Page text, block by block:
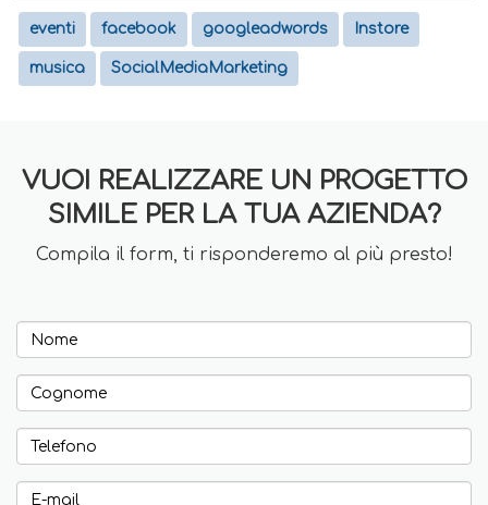
eventi facebook googleadwords Instore
musica SocialMediaMarketing
VUOI REALIZZARE UN PROGETTO
SIMILE PER LA TUA AZIENDA?
Compila il form, ti risponderemo al più presto!